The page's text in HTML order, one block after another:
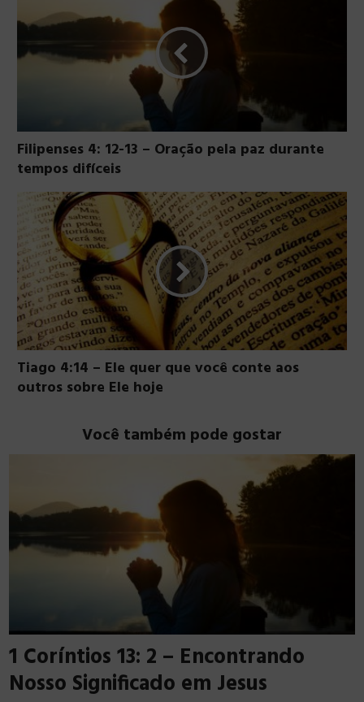
Filipenses 4: 12-13 – Oração pela paz durante
tempos difíceis
Tiago 4:14 – Ele quer que você conte aos
outros sobre Ele hoje
Você também pode gostar
1 Coríntios 13: 2 – Encontrando
Nosso Significado em Jesus